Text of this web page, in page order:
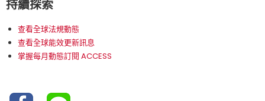
持續探索
查看全球法規動態
查看全球能效更新訊息
掌握每月動態訂閱 ACCESS